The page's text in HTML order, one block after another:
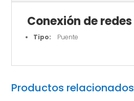
Conexión de redes
Tipo: Puente
Productos relacionados